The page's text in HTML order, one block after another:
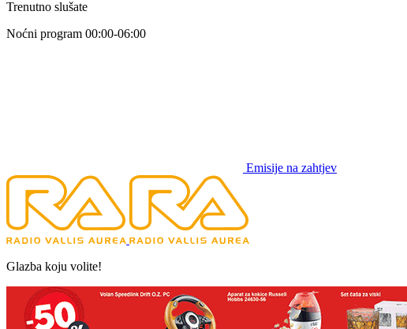
Trenutno slušate
Noćni program 00:00-06:00
Emisije na zahtjev
Glazba koju volite!